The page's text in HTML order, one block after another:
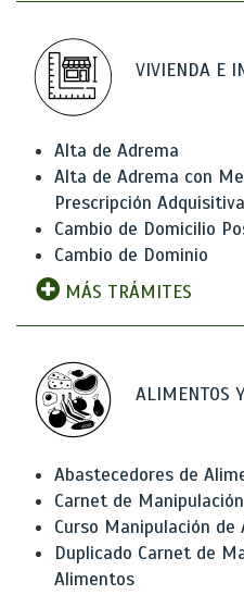
VIVIENDA E
Alta de Adrema
Alta de Adrema con
Prescripción Adquisitiva
Cambio de Domicilio
Cambio de Dominio
MÁS TRÁMITES
ALIMENTOS
Abastecedores de
Carnet de
Curso Manipulación de
Duplicado Carnet de
Alimentos